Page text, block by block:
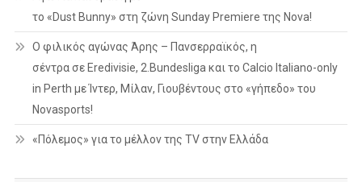
το «Dust Bunny» στη ζώνη Sunday Premiere της Nova!
Ο φιλικός αγώνας Άρης – Πανσερραϊκός, η
σέντρα σε Eredivisie, 2.Bundesliga και το Calcio Italiano-only
in Perth με Ίντερ, Μίλαν, Γιουβέντους στο «γήπεδο» του
Novasports!
«Πόλεμος» για το μέλλον της TV στην Ελλάδα